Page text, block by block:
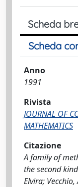
Scheda
Scheda
Anno
1991
Rivista
JOURNAL OF
MATHEMATICS
Citazione
A family of
the second
Elvira; Vecchio,